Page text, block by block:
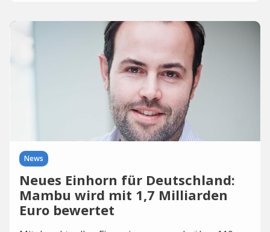
News
Neues Einhorn für Deutschland:
Mambu wird mit 1,7 Milliarden
Euro bewertet